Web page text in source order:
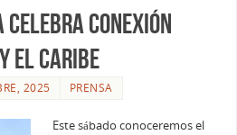
CONEXIÓN
EL CARIBE
2025 PRENSA
Este sábado conoceremos el